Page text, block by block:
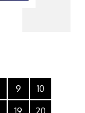
9
10